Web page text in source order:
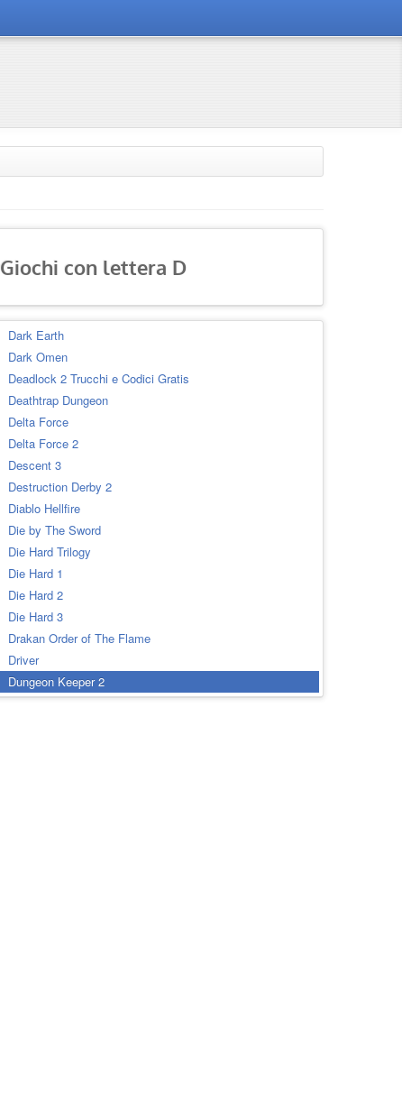
Giochi con lettera D
Dark Earth
Dark Omen
Deadlock 2 Trucchi e Codici Gratis
Deathtrap Dungeon
Delta Force
Delta Force 2
Descent 3
Destruction Derby 2
Diablo Hellfire
Die by The Sword
Die Hard Trilogy
Die Hard 1
Die Hard 2
Die Hard 3
Drakan Order of The Flame
Driver
Dungeon Keeper 2